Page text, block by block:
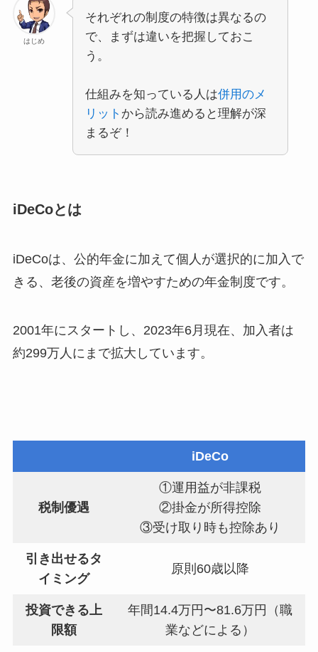
はじめ
それぞれの制度の特徴は異なるの
で、まずは違いを把握しておこ
う。
仕組みを知っている人は併用のメ
リット から読み進めると理解が深
まるぞ！
iDeCoとは
iDeCoは、公的年金に加えて個人が選択的に加入で
きる、老後の資産を増やすための年金制度です。
2001年にスタートし、2023年6月現在、加入者は
約299万人にまで拡大しています。
iDeCo
税制優遇
①運用益が非課税
②掛金が所得控除
③受け取り時も控除あり
引き出せるタ
イミング
原則60歳以降
投資できる上
限額
年間14.4万円〜81.6万円（職
業などによる）